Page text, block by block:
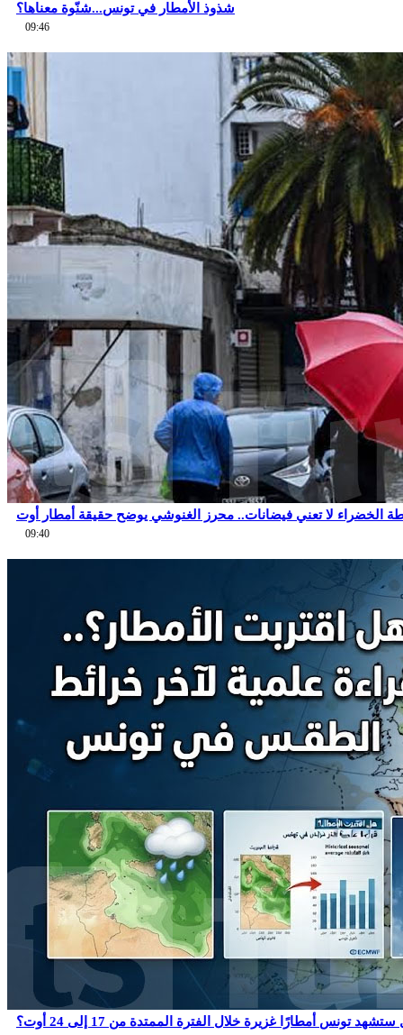
شذوذ الأمطار في تونس...شنّوة معناها؟
09:46
الخضراء لا تعني فيضانات.. محرز الغنوشي يوضح حقيقة أمطار أوت
09:40
تونس أمطارًا غزيرة خلال الفترة الممتدة من 17 إلى 24 أوت؟